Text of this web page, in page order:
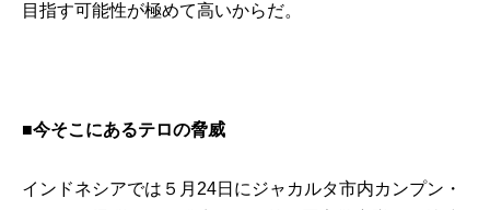
目指す可能性が極めて高いからだ。
■今そこにあるテロの脅威
インドネシアでは５月24日にジャカルタ市内カンプン・